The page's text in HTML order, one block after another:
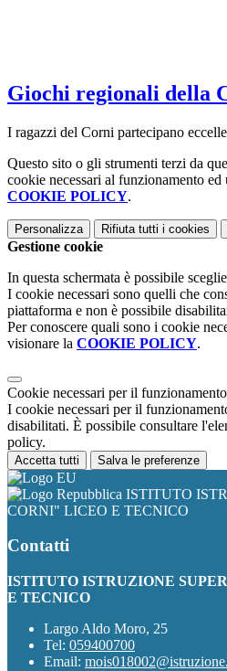
Giochi regionali della
I ragazzi del Corni partecipano
Questo sito o gli strumenti terzi da
cookie necessari al funzionamento
COOKIE POLICY.
Personalizza Rifiuta tutti i cookies
Gestione cookie
In questa schermata è possibile
I cookie necessari sono quelli che
piattaforma e non è possibile
Per conoscere quali sono i cookie
visionare la COOKIE POLICY.
Cookie necessari per il funzionamento
I cookie necessari per il
disabilitati. È possibile consultare
policy.
Accetta tutti Salva le preferenze
ISTITUTO
CORNI" LICEO E TECNICO
Contatti
ISTITUTO ISTRUZIONE
E TECNICO
Largo Aldo Moro, 25
Tel: 059400700
Email: